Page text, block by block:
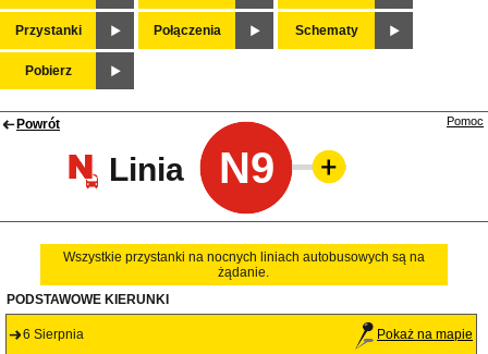
Przystanki Połączenia Schematy
Pobierz
Powrót
Linia N9
Pomoc
Wszystkie przystanki na nocnych liniach autobusowych są na
żądanie.
PODSTAWOWE KIERUNKI
6 Sierpnia Pokaż na mapie